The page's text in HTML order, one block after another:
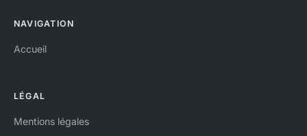
NAVIGATION
Accueil
LÉGAL
Mentions légales